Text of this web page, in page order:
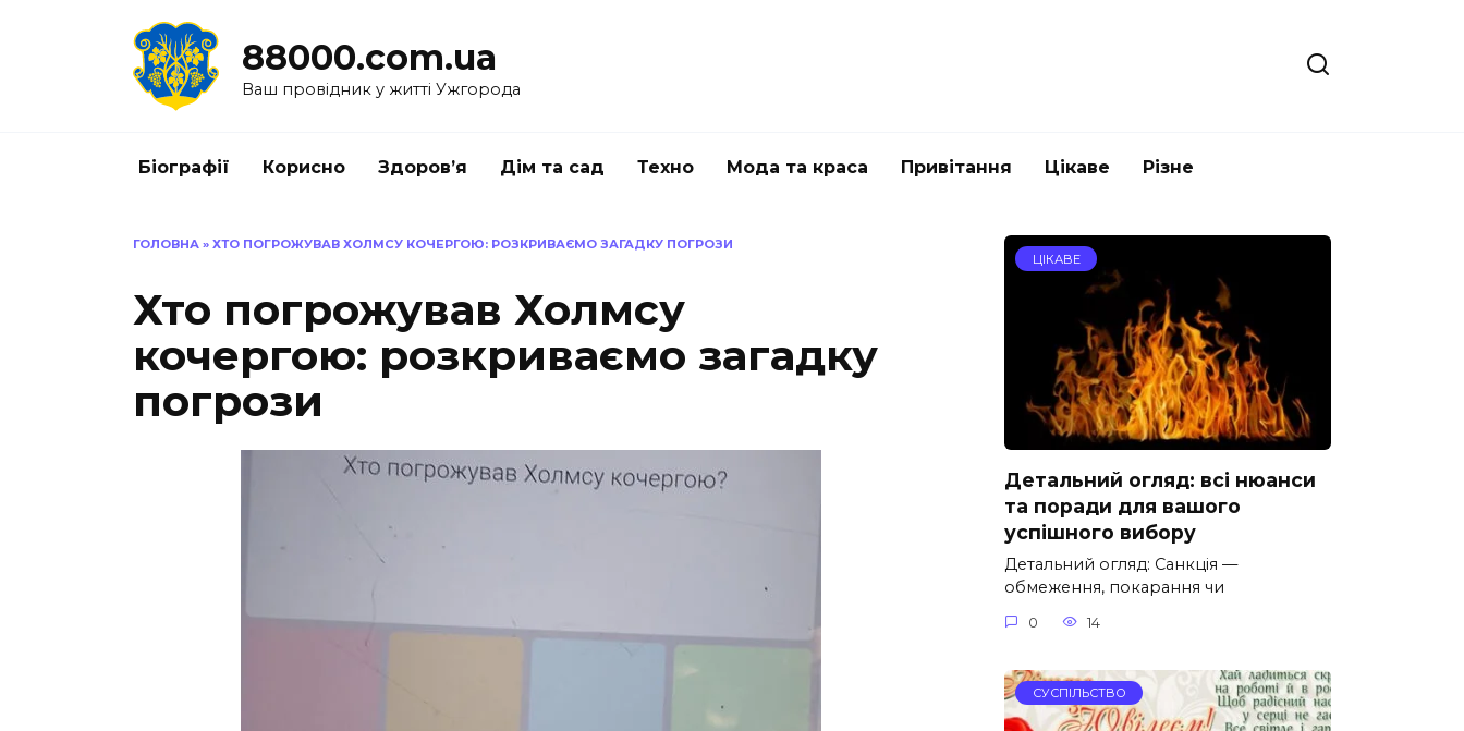
88000.com.ua
Ваш провідник у житті Ужгорода
Біографії Корисно Здоров’я Дім та сад Техно Мода та краса Привітання Цікаве Різне
ГОЛОВНА » ХТО ПОГРОЖУВАВ ХОЛМСУ КОЧЕРГОЮ: РОЗКРИВАЄМО ЗАГАДКУ ПОГРОЗИ
Хто погрожував Холмсу
кочергою: розкриваємо загадку
погрози
ЦІКАВЕ
Детальний огляд: всі нюанси
та поради для вашого
успішного вибору
Детальний огляд: Санкція —
обмеження, покарання чи
0 14
СУСПІЛЬСТВО